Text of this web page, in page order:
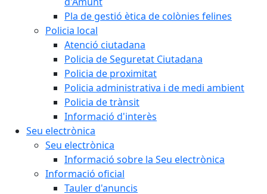
Pla de gestió ètica de colònies felines
Policia local
Atenció ciutadana
Policia de Seguretat Ciutadana
Policia de proximitat
Policia administrativa i de medi ambient
Policia de trànsit
Informació d'interès
Seu electrònica
Seu electrònica
Informació sobre la Seu electrònica
Informació oficial
Tauler d'anuncis